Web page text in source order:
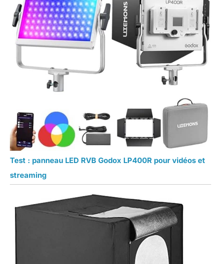
Test : panneau LED RVB Godox LP400R pour vidéos et
streaming